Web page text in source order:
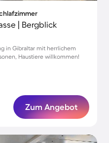
| Bergblick
in Gibraltar mit herrlichem
Haustiere willkommen!
Zum Angebot